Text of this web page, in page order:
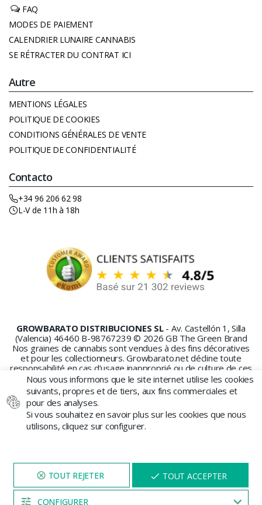
FAQ
MODES DE PAIEMENT
CALENDRIER LUNAIRE CANNABIS
SE RÉTRACTER DU CONTRAT ICI
Autre
MENTIONS LÉGALES
POLITIQUE DE COOKIES
CONDITIONS GÉNÉRALES DE VENTE
POLITIQUE DE CONFIDENTIALITÉ
Contacto
+34 96 206 62 98
L-V de 11h à 18h
GROWBARATO DISTRIBUCIONES SL - Av. Castellón 1, Silla
(Valencia) 46460 B-98767239 © 2026 GB The Green Brand
Nos graines de cannabis sont vendues à des fins décoratives
et pour les collectionneurs. Growbarato.net décline toute
responsabilité en cas d’usage inapproprié ou de culture de ces
graines.
Nous vous informons que le site internet utilise les cookies
suivants, propres et de tiers, aux fins commerciales et
pour des analyses.
Si vous souhaitez en savoir plus sur les cookies que nous
utilisons, cliquez sur configurer.
CONFIGURER
TOUT ACCEPTER
NAVIGUEZ SUR NOTRE SITE
PENDANT 5 MINUTES ET UNE
REMISEVOUS SERA PROPOSÉE